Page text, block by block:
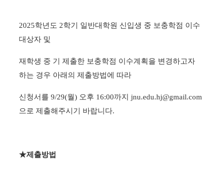
2025학년도 2학기 일반대학원 신입생 중 보충학점 이수
대상자 및
재학생 중 기 제출한 보충학점 이수계획을 변경하고자
하는 경우 아래의 제출방법에 따라
신청서를 9/29(월) 오후 16:00까지 jnu.edu.hj@gmail.com
으로 제출해주시기 바랍니다.
★제출방법